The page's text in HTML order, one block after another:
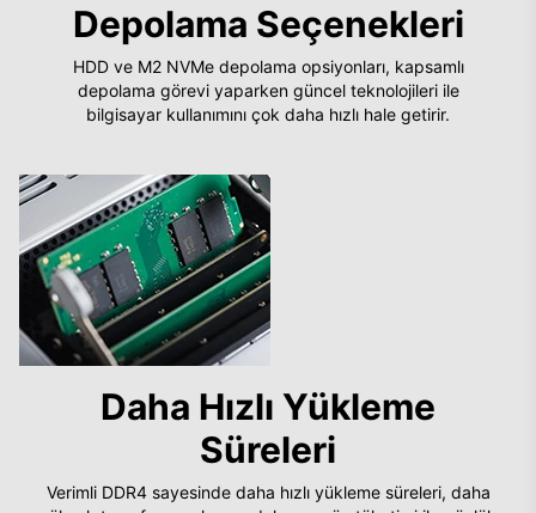
Depolama Seçenekleri
HDD ve M2 NVMe depolama opsiyonları, kapsamlı
depolama görevi yaparken güncel teknolojileri ile
bilgisayar kullanımını çok daha hızlı hale getirir.
Daha Hızlı Yükleme
Süreleri
Verimli DDR4 sayesinde daha hızlı yükleme süreleri, daha